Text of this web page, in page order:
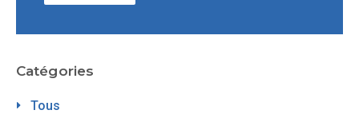
Catégories
Tous